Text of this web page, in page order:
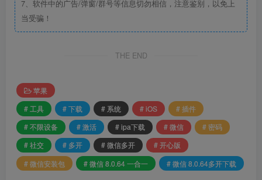
7、软件中的广告/弹窗/群号等信息切勿相信，注意鉴别，以免上
当受骗！
THE END
苹果
# 工具
# 下载 # 系统 # iOS
# 插件
# 不限设备
# 激活 # ipa下载 # 微信
# 密码
# 社交
# 多开 # 微信多开
# 开心版
# 微信安装包
# 微信 8.0.64 一合一 # 微信 8.0.64多开下载